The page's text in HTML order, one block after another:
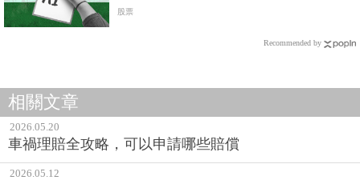
股票
Recommended by
相關文章
2026.05.20
車禍理賠全攻略，可以申請哪些賠償
2026.05.12